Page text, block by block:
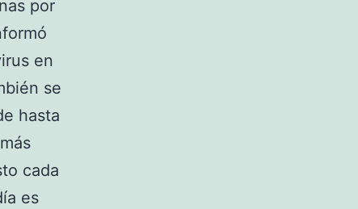
por
en
se
hasta
cada
es